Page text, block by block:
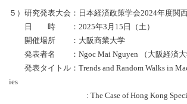
５）研究発表大会：日本経済政策学会2024年度関
日 時 ：2025年3月15日（土）
開催場所 ： 大阪商業大学
発表者名 ：Ngoc Mai Nguyen （大阪経済大
発表タイトル：Trends and Random Walks in
ies
: The Case of Hong Kong Special